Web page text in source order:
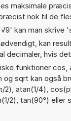
maksimale
nok til de
kan man skrive
kan
decimaler, hvis
funktioner cos,
og sqrt kan også
2), atan(1/4),
2), tan(90°) eller